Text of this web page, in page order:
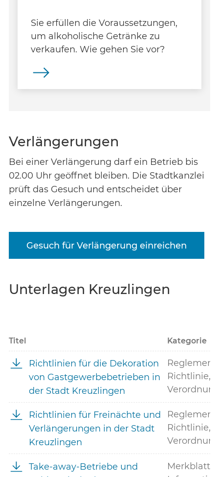
Sie erfüllen die Voraussetzungen,
um alkoholische Getränke zu
verkaufen. Wie gehen Sie vor?
Verlängerungen
Bei einer Verlängerung darf ein Betrieb bis
02.00 Uhr geöffnet bleiben. Die Stadtkanzlei
prüft das Gesuch und entscheidet über
einzelne Verlängerungen.
Gesuch für Verlängerung einreichen
Unterlagen Kreuzlingen
Titel Kategorie
Richtlinien für die Dekoration
von Gastgewerbebetrieben in
der Stadt Kreuzlingen
Reglement,
Richtlinie,
Richtlinien für Freinächte und
Verlängerungen in der Stadt
Kreuzlingen
Reglement,
Richtlinie,
Take-away-Betriebe und
Merkblatt,